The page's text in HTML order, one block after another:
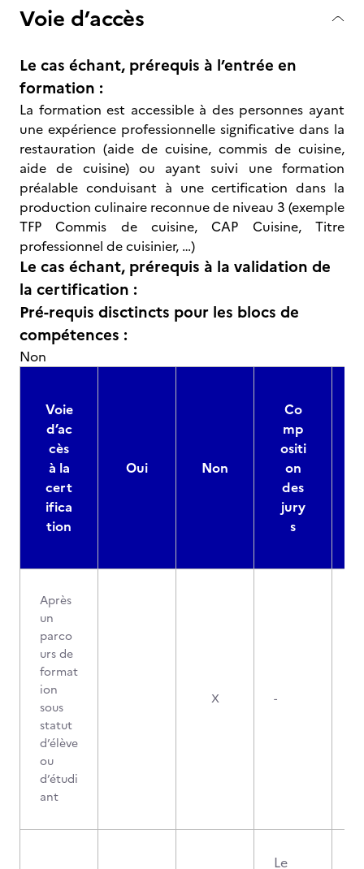
Voie d’accès
Le cas échant, prérequis à l’entrée en
formation :
La formation est accessible à des personnes ayant
une expérience professionnelle significative dans la
restauration (aide de cuisine, commis de cuisine,
aide de cuisine) ou ayant suivi une formation
préalable conduisant à une certification dans la
production culinaire reconnue de niveau 3 (exemple
TFP Commis de cuisine, CAP Cuisine, Titre
professionnel de cuisinier, …)
Le cas échant, prérequis à la validation de
la certification :
Pré-requis disctincts pour les blocs de
compétences :
Non
Voie
d’ac
cès
à la
cert
ifica
tion
Oui Non
Co
mp
ositi
on
des
jury
s
Après
un
parco
urs de
format
ion
sous
statut
d’élève
ou
d’étudi
ant
X -
Le